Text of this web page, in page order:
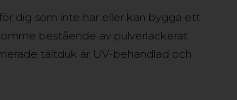
dig som inte har eller kan bygga ett
bestående av pulverlackerat
tältduk är UV-behandlad och